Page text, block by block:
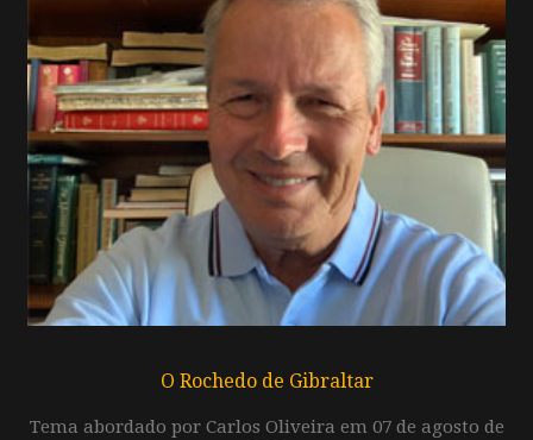
O Rochedo de Gibraltar
Tema abordado por Carlos Oliveira em 07 de agosto de